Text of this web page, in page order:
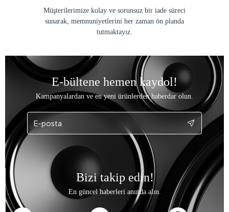
Müşterilerimize kolay ve sorunsuz bir iade süreci
sunarak, memnuniyetlerini her zaman ön planda
tutmaktayız.
E-bültene hemen kaydol!
Kampanyalardan ve en yeni ürünlerden haberdar olun.
Bizi takip edin!
En güncel haberleri anında alın.